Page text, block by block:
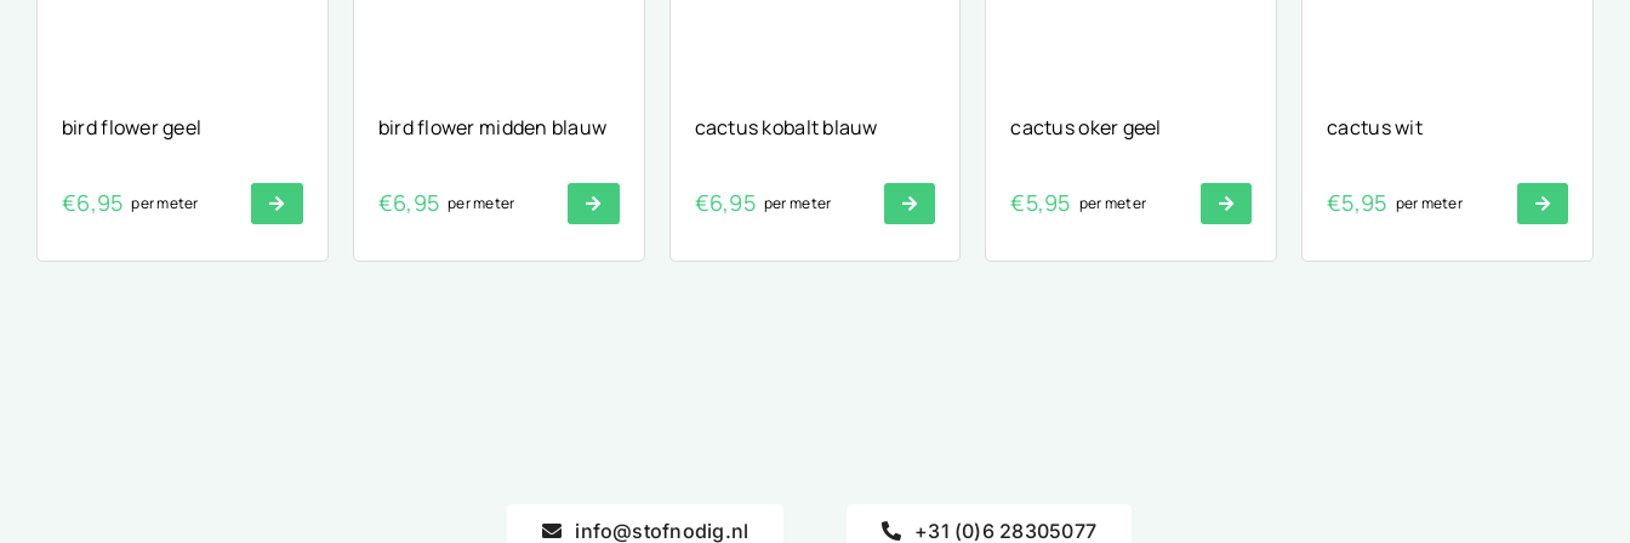
bird flower geel
€6,95 per meter
bird flower midden blauw
€6,95 per meter
cactus kobalt blauw
€6,95 per meter
cactus oker geel
€5,95 per meter
cactus wit
€5,95 per meter
info@stofnodig.nl +31 (0)6 28305077